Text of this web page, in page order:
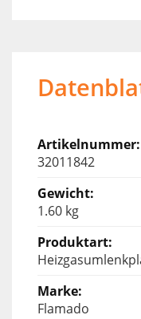
32011842
1.60 kg
Flamado